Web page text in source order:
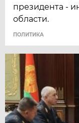
президента -
области.
ПОЛИТИКА